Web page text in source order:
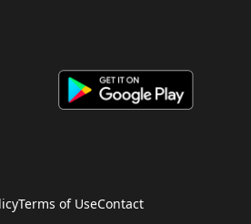
Terms of UseContact